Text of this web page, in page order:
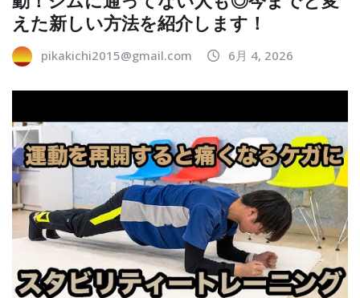
えた新しい方法を紹介します！
pikakichi2015@gmail.com 6月 4, 2026